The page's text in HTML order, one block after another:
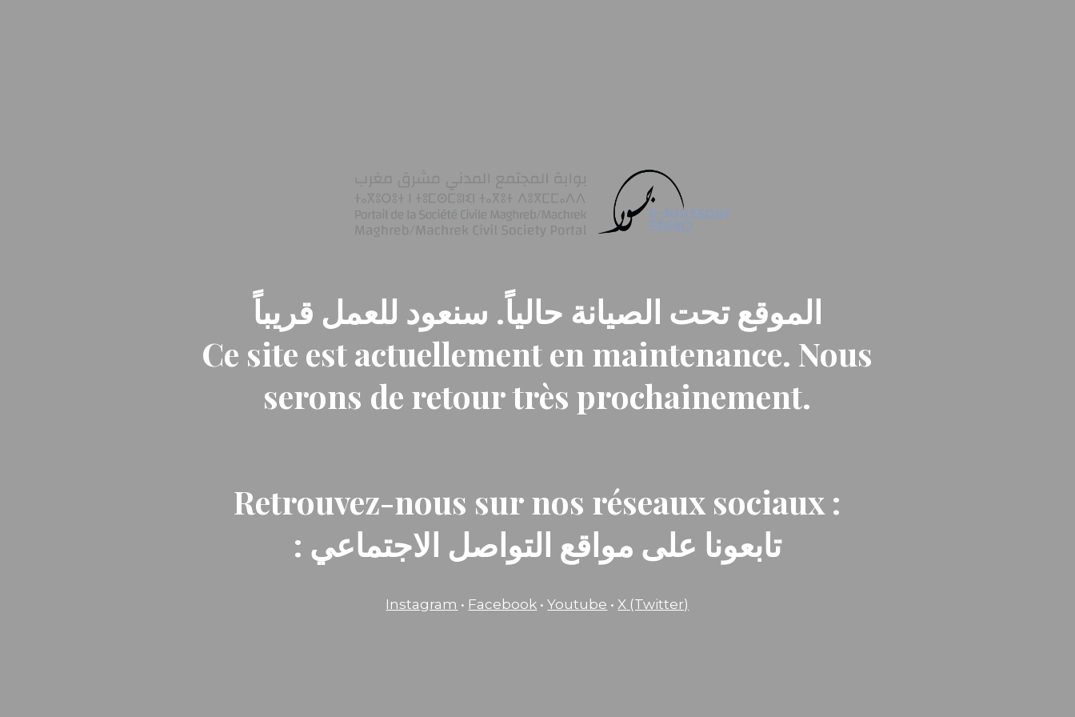
الموقع تحت الصيانة حالياً. سنعود للعمل قريباً
Ce site est actuellement en maintenance. Nous
serons de retour très prochainement.
Retrouvez-nous sur nos réseaux sociaux :
: تابعونا على مواقع التواصل الاجتماعي
Instagram • Facebook •Youtube • X (Twitter)